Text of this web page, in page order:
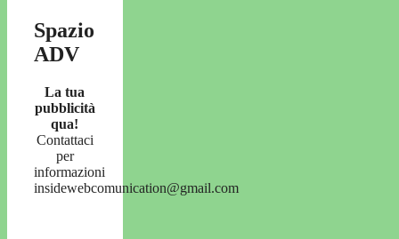
Spazio
ADV
La tua
pubblicità
qua!
Contattaci
per
informazioni
insidewebcomunication@gmail.com